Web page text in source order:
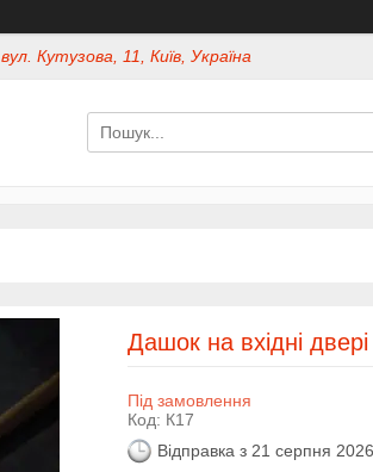
вул. Кутузова, 11, Київ, Україна
Дашок на вхідні
Під замовлення
Код: К17
Відправка з 21 серпня 2026